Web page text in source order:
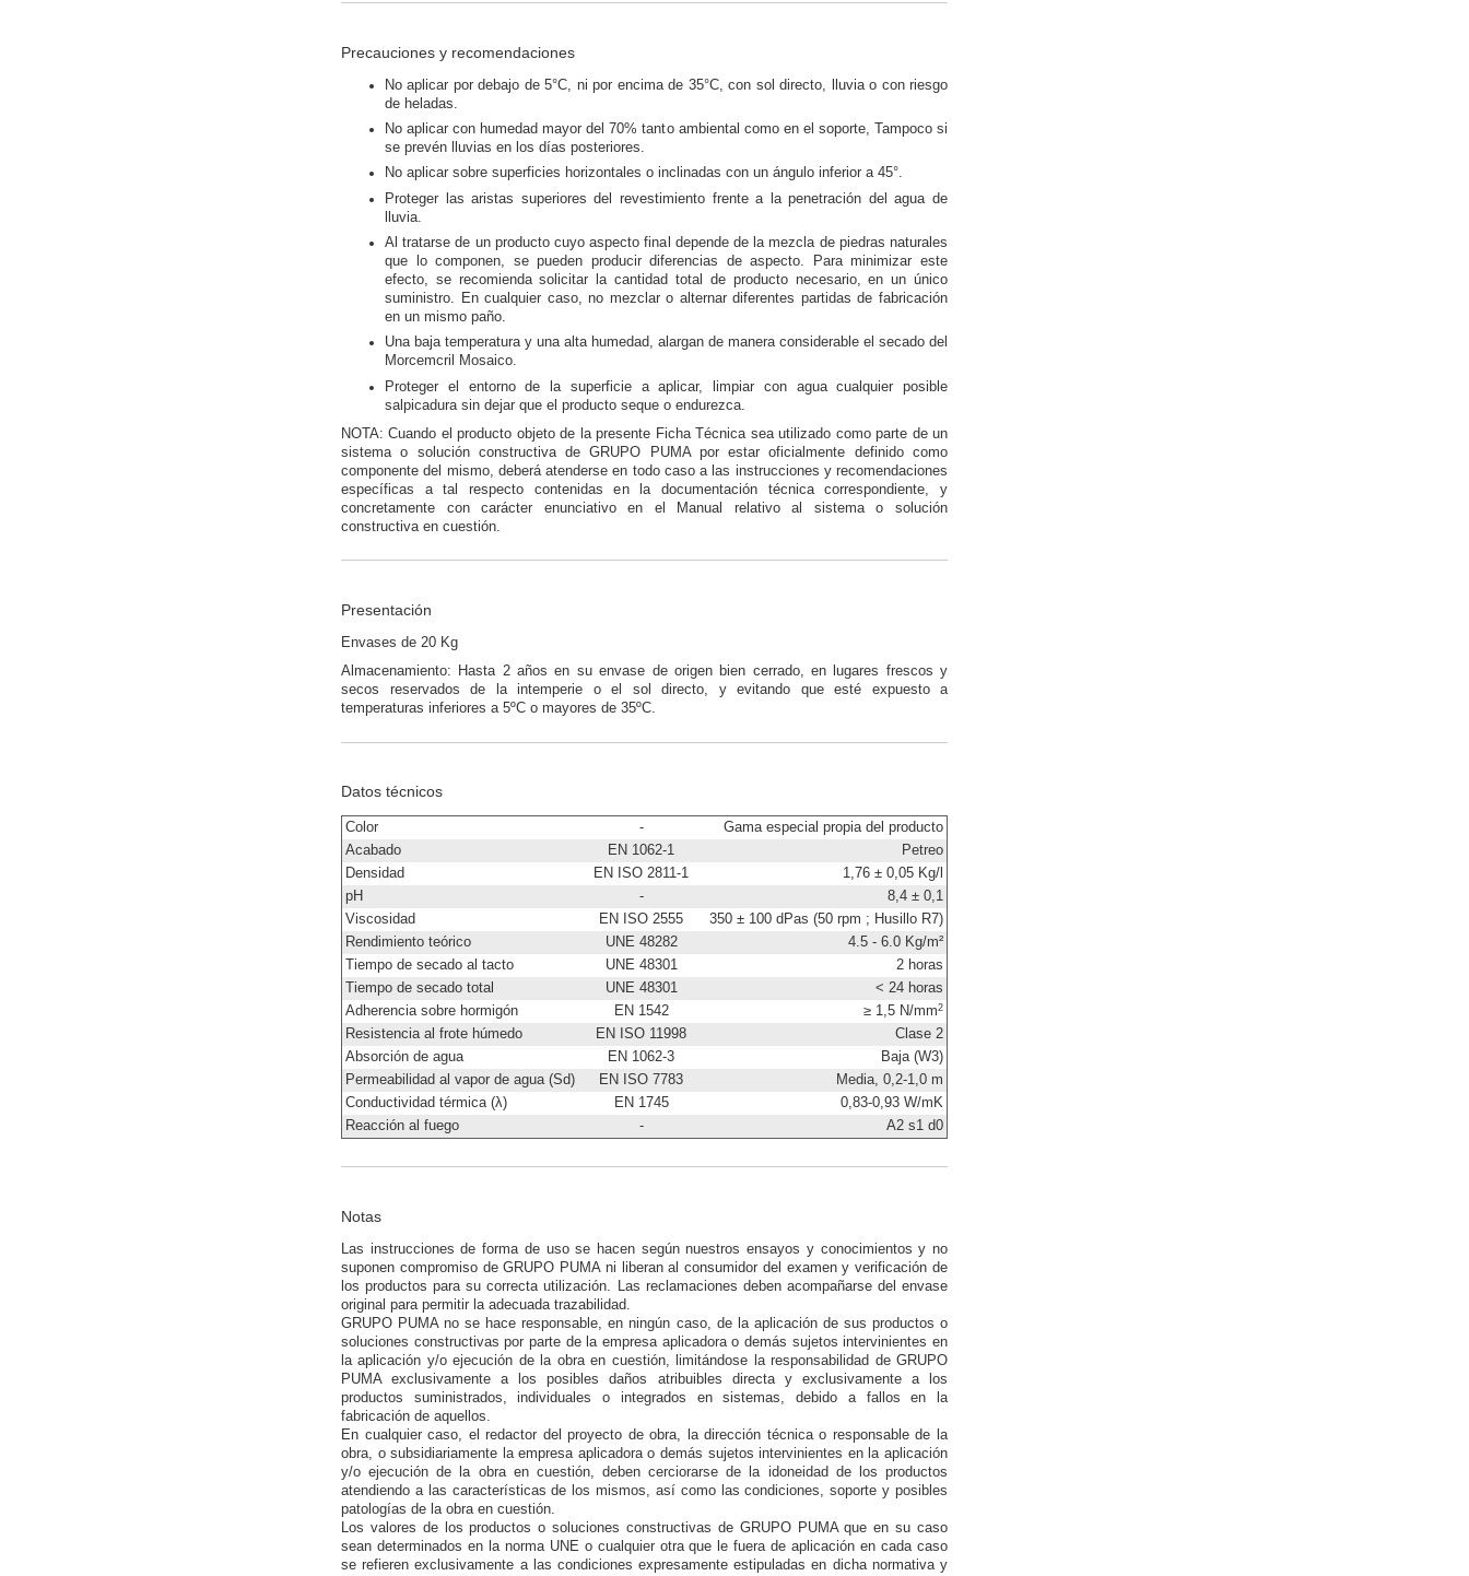
Precauciones y recomendaciones
No aplicar por debajo de 5°C, ni por encima de 35°C, con sol directo, lluvia o con riesgo
de heladas.
No aplicar con humedad mayor del 70% tanto ambiental como en el soporte, Tampoco si
se prevén lluvias en los días posteriores.
No aplicar sobre superficies horizontales o inclinadas con un ángulo inferior a 45°.
Proteger las aristas superiores del revestimiento frente a la penetración del agua de
lluvia.
Al tratarse de un producto cuyo aspecto final depende de la mezcla de piedras naturales
que lo componen, se pueden producir diferencias de aspecto. Para minimizar este
efecto, se recomienda solicitar la cantidad total de producto necesario, en un único
suministro. En cualquier caso, no mezclar o alternar diferentes partidas de fabricación
en un mismo paño.
Una baja temperatura y una alta humedad, alargan de manera considerable el secado del
Morcemcril Mosaico.
Proteger el entorno de la superficie a aplicar, limpiar con agua cualquier posible
salpicadura sin dejar que el producto seque o endurezca.
NOTA: Cuando el producto objeto de la presente Ficha Técnica sea utilizado como parte de un
sistema o solución constructiva de GRUPO PUMA por estar oficialmente definido como
componente del mismo, deberá atenderse en todo caso a las instrucciones y recomendaciones
específicas a tal respecto contenidas en la documentación técnica correspondiente, y
concretamente con carácter enunciativo en el Manual relativo al sistema o solución
constructiva en cuestión.
Presentación
Envases de 20 Kg
Almacenamiento: Hasta 2 años en su envase de origen bien cerrado, en lugares frescos y
secos reservados de la intemperie o el sol directo, y evitando que esté expuesto a
temperaturas inferiores a 5ºC o mayores de 35ºC.
Datos técnicos
Color -
Gama especial propia del producto
Acabado
EN 1062-1
Petreo
Densidad
EN ISO 2811-1
1,76 ± 0,05 Kg/l
pH
-
8,4 ± 0,1
Viscosidad
EN ISO 2555
350 ± 100 dPas (50 rpm ; Husillo R7)
Rendimiento teórico
UNE 48282
4.5 - 6.0 Kg/m²
Tiempo de secado al tacto
UNE 48301
2 horas
Tiempo de secado total
UNE 48301
< 24 horas
Adherencia sobre hormigón
EN 1542 ≥ 1,5 N/mm2
Resistencia al frote húmedo EN ISO 11998
Clase 2
Absorción de agua
EN 1062-3
Baja (W3)
Permeabilidad al vapor de agua (Sd)
EN ISO 7783
Media, 0,2-1,0 m
Conductividad térmica (λ)
EN 1745
0,83-0,93 W/mK
Reacción al fuego
- A2 s1 d0
Notas
Las instrucciones de forma de uso se hacen según nuestros ensayos y conocimientos y no
suponen compromiso de GRUPO PUMA ni liberan al consumidor del examen y verificación de
los productos para su correcta utilización. Las reclamaciones deben acompañarse del envase
original para permitir la adecuada trazabilidad.
GRUPO PUMA no se hace responsable, en ningún caso, de la aplicación de sus productos o
soluciones constructivas por parte de la empresa aplicadora o demás sujetos intervinientes en
la aplicación y/o ejecución de la obra en cuestión, limitándose la responsabilidad de GRUPO
PUMA exclusivamente a los posibles daños atribuibles directa y exclusivamente a los
productos suministrados, individuales o integrados en sistemas, debido a fallos en la
fabricación de aquellos.
En cualquier caso, el redactor del proyecto de obra, la dirección técnica o responsable de la
obra, o subsidiariamente la empresa aplicadora o demás sujetos intervinientes en la aplicación
y/o ejecución de la obra en cuestión, deben cerciorarse de la idoneidad de los productos
atendiendo a las características de los mismos, así como las condiciones, soporte y posibles
patologías de la obra en cuestión.
Los valores de los productos o soluciones constructivas de GRUPO PUMA que en su caso
sean determinados en la norma UNE o cualquier otra que le fuera de aplicación en cada caso
se refieren exclusivamente a las condiciones expresamente estipuladas en dicha normativa y